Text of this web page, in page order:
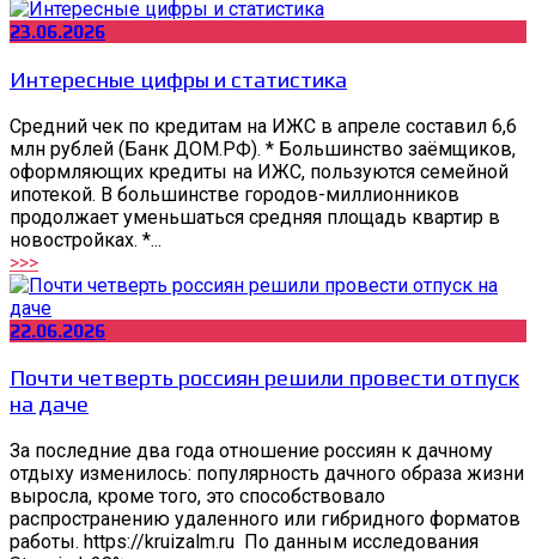
23.06.2026
Интересные цифры и статистика
Средний чек по кредитам на ИЖС в апреле составил 6,6
млн рублей (Банк ДОМ.РФ). * Большинство заёмщиков,
оформляющих кредиты на ИЖС, пользуются семейной
ипотекой. В большинстве городов-миллионников
продолжает уменьшаться средняя площадь квартир в
новостройках. *...
>>>
22.06.2026
Почти четверть россиян решили провести отпуск
на даче
За последние два года отношение россиян к дачному
отдыху изменилось: популярность дачного образа жизни
выросла, кроме того, это способствовало
распространению удаленного или гибридного форматов
работы. https://kruizalm.ru По данным исследования